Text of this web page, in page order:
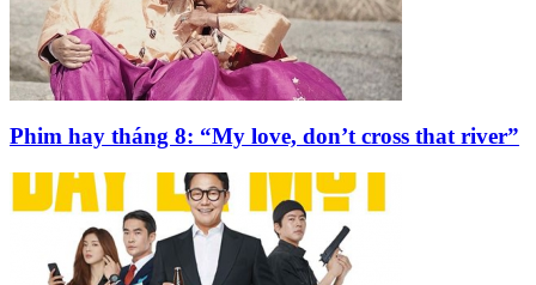
Phim hay tháng 8: “My love, don’t cross that river”